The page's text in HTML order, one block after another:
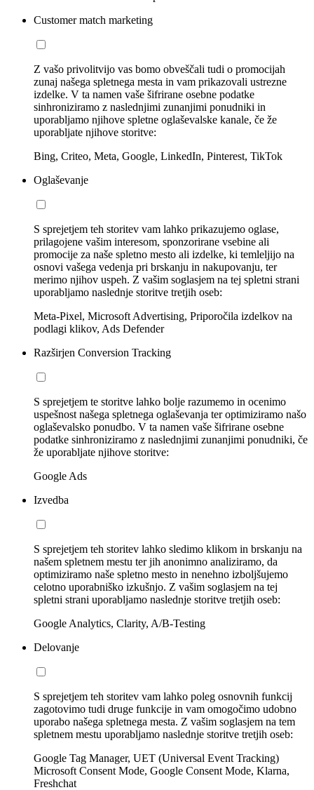
Customer match marketing
Z vašo privolitvijo vas bomo obveščali tudi o promocijah
zunaj našega spletnega mesta in vam prikazovali ustrezne
izdelke. V ta namen vaše šifrirane osebne podatke
sinhroniziramo z naslednjimi zunanjimi ponudniki in
uporabljamo njihove spletne oglaševalske kanale, če že
uporabljate njihove storitve:
Bing, Criteo, Meta, Google, LinkedIn, Pinterest, TikTok
Oglaševanje
S sprejetjem teh storitev vam lahko prikazujemo oglase,
prilagojene vašim interesom, sponzorirane vsebine ali
promocije za naše spletno mesto ali izdelke, ki temleljijo na
osnovi vašega vedenja pri brskanju in nakupovanju, ter
merimo njihov uspeh. Z vašim soglasjem na tej spletni strani
uporabljamo naslednje storitve tretjih oseb:
Meta-Pixel, Microsoft Advertising, Priporočila izdelkov na
podlagi klikov, Ads Defender
Razširjen Conversion Tracking
S sprejetjem te storitve lahko bolje razumemo in ocenimo
uspešnost našega spletnega oglaševanja ter optimiziramo našo
oglaševalsko ponudbo. V ta namen vaše šifrirane osebne
podatke sinhroniziramo z naslednjimi zunanjimi ponudniki, če
že uporabljate njihove storitve:
Google Ads
Izvedba
S sprejetjem teh storitev lahko sledimo klikom in brskanju na
našem spletnem mestu ter jih anonimno analiziramo, da
optimiziramo naše spletno mesto in nenehno izboljšujemo
celotno uporabniško izkušnjo. Z vašim soglasjem na tej
spletni strani uporabljamo naslednje storitve tretjih oseb:
Google Analytics, Clarity, A/B-Testing
Delovanje
S sprejetjem teh storitev vam lahko poleg osnovnih funkcij
zagotovimo tudi druge funkcije in vam omogočimo udobno
uporabo našega spletnega mesta. Z vašim soglasjem na tem
spletnem mestu uporabljamo naslednje storitve tretjih oseb:
Google Tag Manager, UET (Universal Event Tracking)
Microsoft Consent Mode, Google Consent Mode, Klarna,
Freshchat